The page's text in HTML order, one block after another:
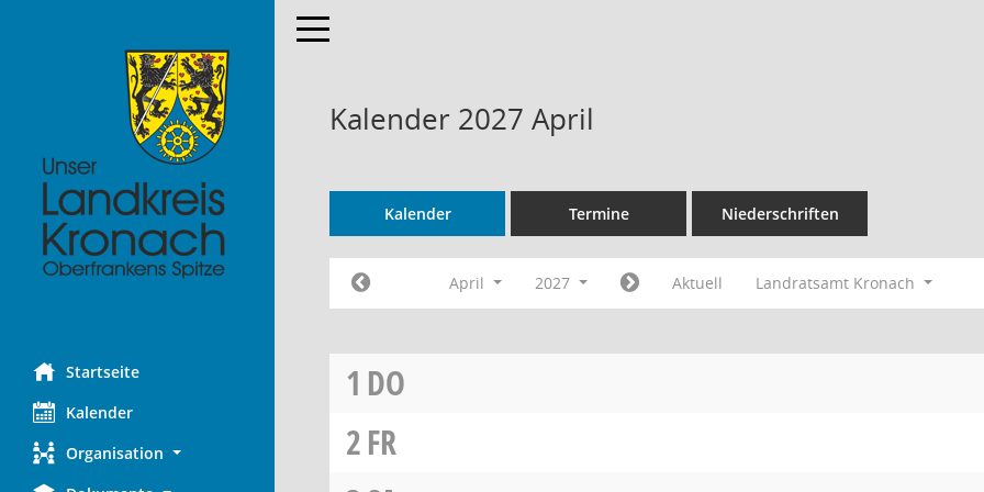
Startseite
Kalender
Organisation
Toggle navigation
Kalender 2027 April
Kalender Termine Niederschriften
April 2027 Aktuell Landratsamt Kronach
1 DO
2FR